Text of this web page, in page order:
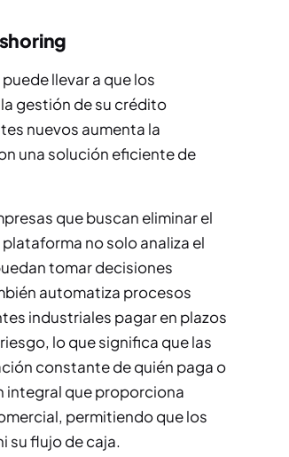
llevar a que los
gestión de su crédito
nuevos aumenta la
una solución eficiente de
que buscan eliminar el
no solo analiza el
tomar decisiones
automatiza procesos
industriales pagar en plazos
lo que significa que las
constante de quién paga o
integral que proporciona
permitiendo que los
su flujo de caja.